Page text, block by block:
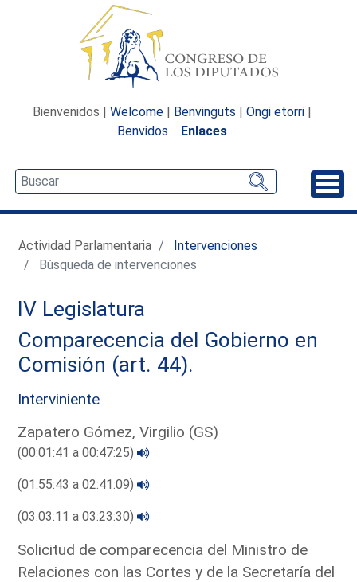
Bienvenidos | Welcome | Benvinguts | Ongi etorri |
Benvidos
Enlaces
Actividad Parlamentaria
Intervenciones
Búsqueda de intervenciones
IV Legislatura
Comparecencia del Gobierno en
Comisión (art. 44).
Interviniente
Zapatero Gómez, Virgilio (GS)
(00:01:41 a 00:47:25)
(01:55:43 a 02:41:09)
(03:03:11 a 03:23:30)
Solicitud de comparecencia del Ministro de
Relaciones con las Cortes y de la Secretaría del